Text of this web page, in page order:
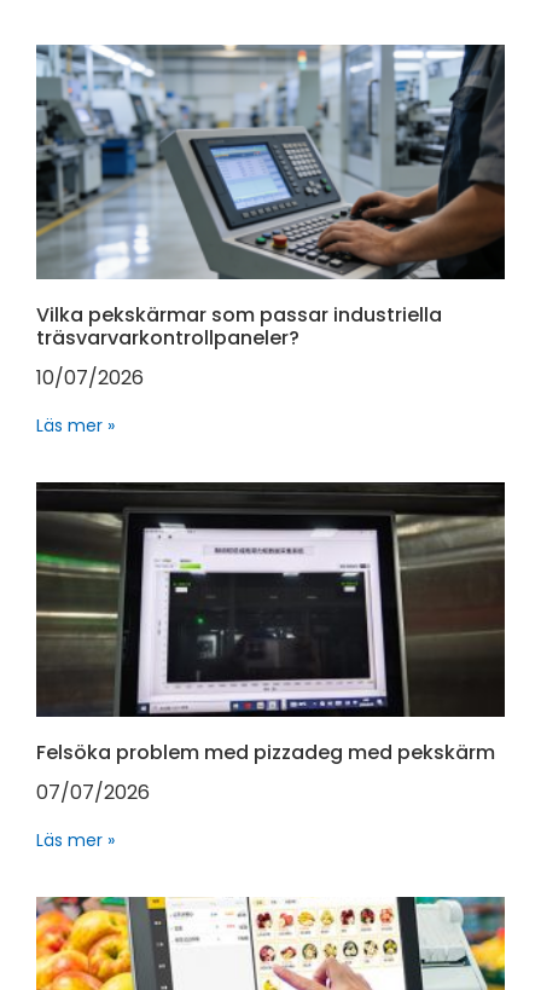
Vilka pekskärmar som passar industriella
träsvarvarkontrollpaneler?
10/07/2026
Läs mer »
Felsöka problem med pizzadeg med pekskärm
07/07/2026
Läs mer »